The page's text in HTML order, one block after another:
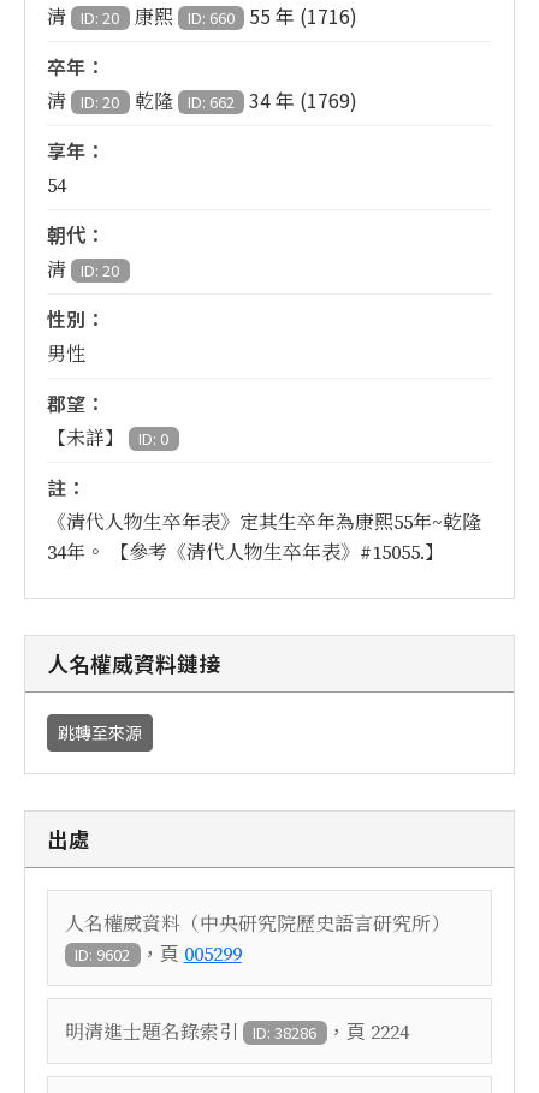
清 ID: 20 康熙 ID: 660
55 年 (1716)
卒年：
清 ID: 20 乾隆 ID: 662
34 年 (1769)
享年：
54
朝代：
清 ID: 20
性別：
男性
郡望：
【未詳】 ID: 0
註：
《清代人物生卒年表》定其生卒年為康熙55年~乾隆
34年。 【參考《清代人物生卒年表》#15055.】
人名權威資料鏈接
跳轉至來源
出處
人名權威資料（中央研究院歷史語言研究所）
ID: 9602 ，頁 005299
明清進士題名錄索引 ID: 38286 ，頁 2224